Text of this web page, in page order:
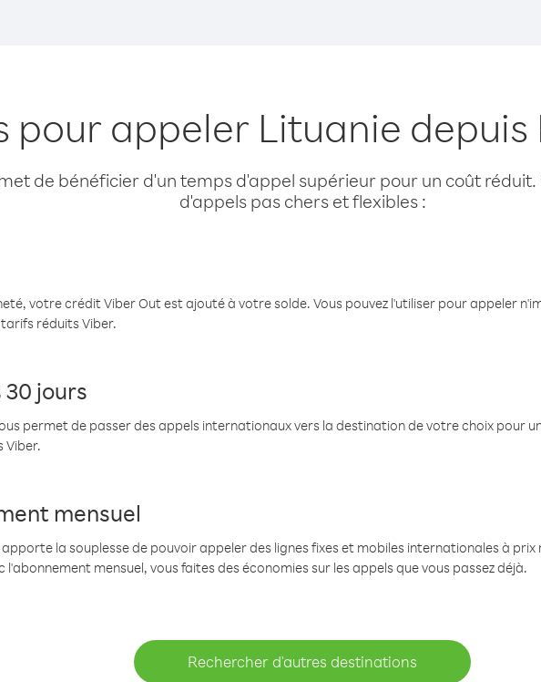
pour appeler Lituanie depuis
de bénéficier d'un temps d'appel supérieur pour un coût réduit.
d'appels pas chers et flexibles :
votre crédit Viber Out est ajouté à votre solde. Vous pouvez l'utiliser pour appeler
réduits Viber.
jours
permet de passer des appels internationaux vers la destination de votre choix pour
Viber.
mensuel
la souplesse de pouvoir appeler des lignes fixes et mobiles internationales à prix
mensuel, vous faites des économies sur les appels que vous passez déjà.
Rechercher d'autres destinations